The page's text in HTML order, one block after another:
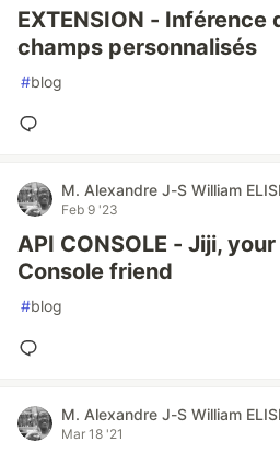
EXTENSION - Inférence
champs personnalisés
#blog
M. Alexandre J-S William
Feb 9 '23
API CONSOLE - Jiji,
Console friend
#blog
M. Alexandre J-S William
Mar 18 '21